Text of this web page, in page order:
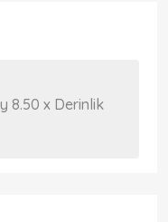
8.50 x Derinlik